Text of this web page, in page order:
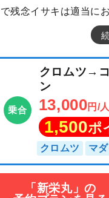
で残念イサキは適当に
「新栄丸」の